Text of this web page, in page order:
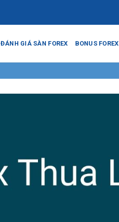
ĐÁNH GIÁ SÀN FOREX BONUS FOREX